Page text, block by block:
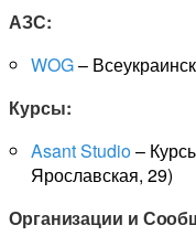
АЗС:
WOG–
Курсы:
Asant Studio–
Ярославская, 29)
Организации и